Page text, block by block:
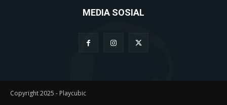
MEDIA SOSIAL
Copyright 2025 - Playcubic